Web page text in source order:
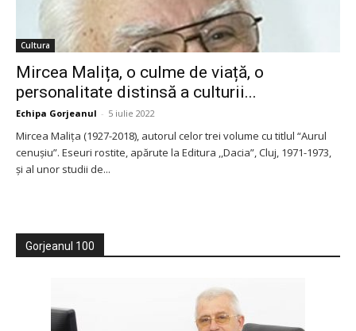
Cultura
Mircea Malița, o culme de viață, o
personalitate distinsă a culturii...
Echipa Gorjeanul - 5 iulie 2022
Mircea Malița (1927-2018), autorul celor trei volume cu titlul “Aurul
cenușiu”. Eseuri rostite, apărute la Editura ,,Dacia”, Cluj, 1971-1973,
și al unor studii de...
Gorjeanul 100